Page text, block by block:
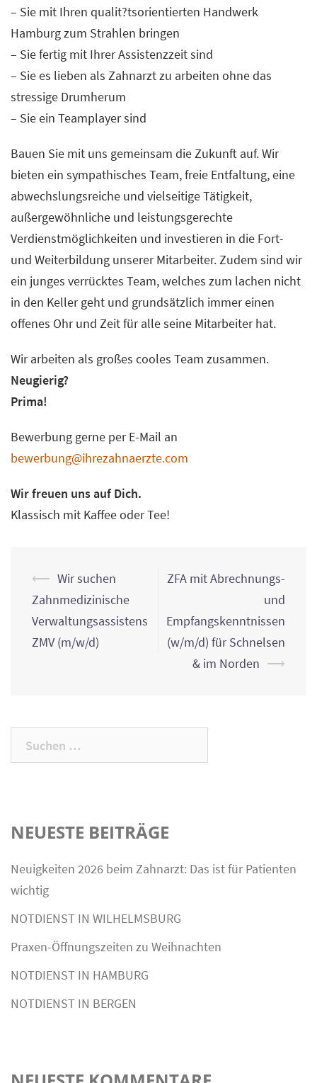
– Sie mit Ihren qualit?tsorientierten Handwerk
Hamburg zum Strahlen bringen
– Sie fertig mit Ihrer Assistenzzeit sind
– Sie es lieben als Zahnarzt zu arbeiten ohne das
stressige Drumherum
– Sie ein Teamplayer sind
Bauen Sie mit uns gemeinsam die Zukunft auf. Wir
bieten ein sympathisches Team, freie Entfaltung, eine
abwechslungsreiche und vielseitige Tätigkeit,
außergewöhnliche und leistungsgerechte
Verdienstmöglichkeiten und investieren in die Fort-
und Weiterbildung unserer Mitarbeiter. Zudem sind wir
ein junges verrücktes Team, welches zum lachen nicht
in den Keller geht und grundsätzlich immer einen
offenes Ohr und Zeit für alle seine Mitarbeiter hat.
Wir arbeiten als großes cooles Team zusammen.
Neugierig?
Prima!
Bewerbung gerne per E-Mail an
bewerbung@ihrezahnaerzte.com
Wir freuen uns auf Dich.
Klassisch mit Kaffee oder Tee!
Post
navigation
⟵ Wir suchen
Zahnmedizinische
Verwaltungsassistens
ZMV (m/w/d)
ZFA mit Abrechnungs-
und
Empfangskenntnissen
(w/m/d) für Schnelsen
& im Norden ⟶
Suchen
nach:
NEUESTE BEITRÄGE
Neuigkeiten 2026 beim Zahnarzt: Das ist für Patienten
wichtig
NOTDIENST IN WILHELMSBURG
Praxen-Öffnungszeiten zu Weihnachten
NOTDIENST IN HAMBURG
NOTDIENST IN BERGEN